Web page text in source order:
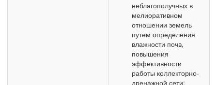
неблагополучных в
мелиоративном
отношении земель
путем определения
влажности почв,
повышения
эффективности
работы коллекторно-
дренажной сети;